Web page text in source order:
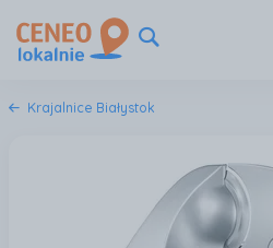
Krajalnice Białystok